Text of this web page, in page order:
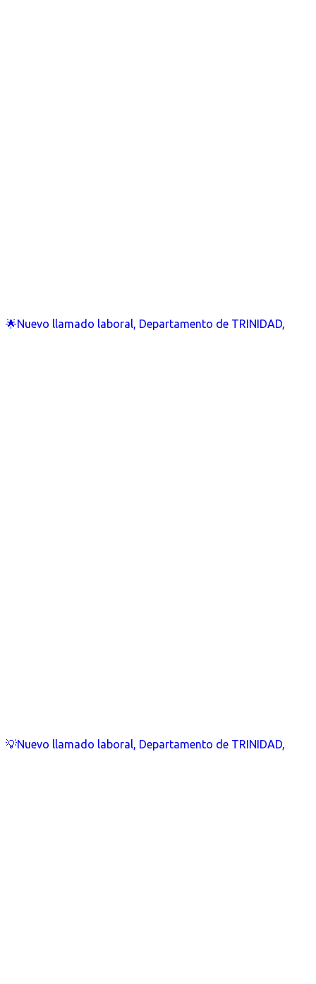
🌟Nuevo llamado laboral, Departamento de TRINIDAD,
💡Nuevo llamado laboral, Departamento de TRINIDAD,